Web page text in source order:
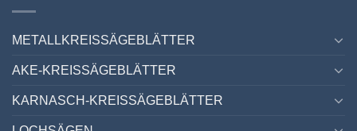
METALLKREISSÄGEBLÄTTER
AKE-KREISSÄGEBLÄTTER
KARNASCH-KREISSÄGEBLÄTTER